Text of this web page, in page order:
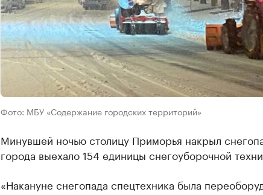
Фото: МБУ «Содержание городских территорий»
Минувшей ночью столицу Приморья накрыл
города выехало 154 единицы снегоуборочной
«Накануне снегопада спецтехника была